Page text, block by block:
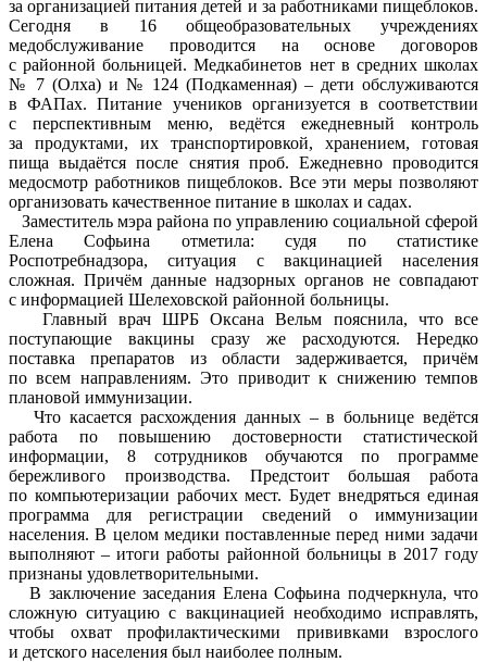
за организацией питания детей и за работниками пищеблоков.
Сегодня в 16 общеобразовательных учреждениях
медобслуживание проводится на основе договоров
с районной больницей. Медкабинетов нет в средних школах
№ 7 (Олха) и № 124 (Подкаменная) – дети обслуживаются
в ФАПах. Питание учеников организуется в соответствии
с перспективным меню, ведётся ежедневный контроль
за продуктами, их транспортировкой, хранением, готовая
пища выдаётся после снятия проб. Ежедневно проводится
медосмотр работников пищеблоков. Все эти меры позволяют
организовать качественное питание в школах и садах.
Заместитель мэра района по управлению социальной сферой
Елена Софьина отметила: судя по статистике
Роспотребнадзора, ситуация с вакцинацией населения
сложная. Причём данные надзорных органов не совпадают
с информацией Шелеховской районной больницы.
Главный врач ШРБ Оксана Вельм пояснила, что все
поступающие вакцины сразу же расходуются. Нередко
поставка препаратов из области задерживается, причём
по всем направлениям. Это приводит к снижению темпов
плановой иммунизации.
Что касается расхождения данных – в больнице ведётся
работа по повышению достоверности статистической
информации, 8 сотрудников обучаются по программе
бережливого производства. Предстоит большая работа
по компьютеризации рабочих мест. Будет внедряться единая
программа для регистрации сведений о иммунизации
населения. В целом медики поставленные перед ними задачи
выполняют – итоги работы районной больницы в 2017 году
признаны удовлетворительными.
В заключение заседания Елена Софьина подчеркнула, что
сложную ситуацию с вакцинацией необходимо исправлять,
чтобы охват профилактическими прививками взрослого
и детского населения был наиболее полным.